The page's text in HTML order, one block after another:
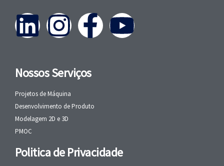
Nossos Serviços
Projetos de Máquina
Desenvolvimento de Produto
Modelagem 2D e 3D
PMOC
Politica de Privacidade